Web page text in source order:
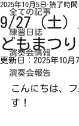
全ての記事
練習日誌
演奏会情報
演奏会報告
9/27（土
どもまつ
2025年10月5日 読了時
更新日： 2025年10月
こんにちは、
す！